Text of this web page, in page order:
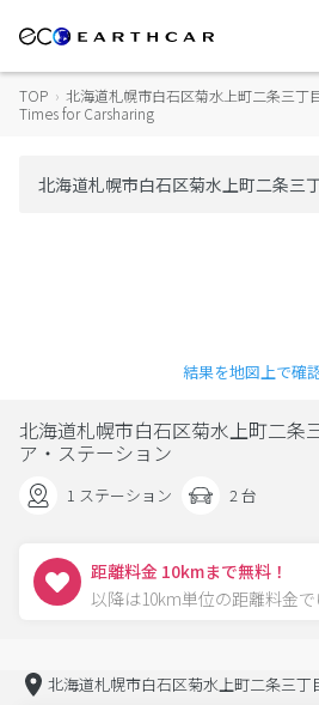
TOP › 北海道札幌市白石区菊水上町二条三丁
Times for Carsharing
結果を地図上で確
北海道札幌市白石区菊水上町二条
ア・ステーション
1 ステーション 2 台
距離料金 10kmまで無料！
以降は10km単位の距離料金
北海道札幌市白石区菊水上町二条三丁